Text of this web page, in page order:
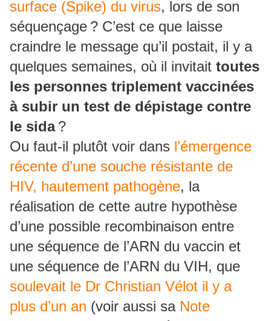
surface (Spike) du virus, lors de son
séquençage ? C’est ce que laisse
craindre le message qu’il postait, il y a
quelques semaines, où il invitait toutes
les personnes triplement vaccinées
à subir un test de dépistage contre
le sida?
Ou faut-il plutôt voir dans l’émergence
récente d’une souche résistante de
HIV, hautement pathogène, la
réalisation de cette autre hypothèse
d’une possible recombinaison entre
une séquence de l’ARN du vaccin et
une séquence de l’ARN du VIH, que
soulevait le Dr Christian Vélot il y a
plus d’un an (voir aussi sa Note